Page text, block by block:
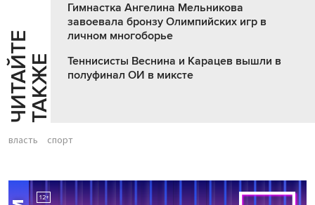
Ч
И
Т
АЙ
Т
Е
Т
А
К
ЖЕ
Гимнастка Ангелина Мельникова
завоевала бронзу Олимпийских игр в
личном многоборье
Теннисисты Веснина и Карацев вышли в
полуфинал ОИ в миксте
власть спорт